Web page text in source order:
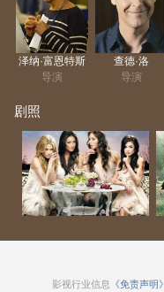
泽纳·富恩特斯
导演
查德·洛
导演
剧照
影视行业信息 《免责声明》